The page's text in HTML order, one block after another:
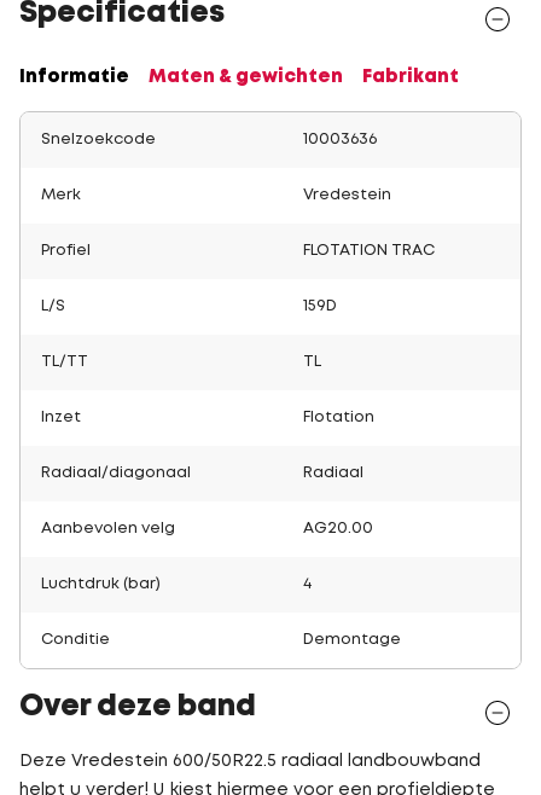
Specificaties
Informatie Maten & gewichten Fabrikant
Snelzoekcode 10003636
Merk Vredestein
Profiel FLOTATION TRAC
L/S 159D
TL/TT
Inzet Flotation
Radiaal/diagonaal Radiaal
Aanbevolen velg AG20.00
Luchtdruk (bar) 4
Conditie Demontage
Over deze band
Deze Vredestein 600/50R22.5 radiaal landbouwband
helpt u verder! U kiest hiermee voor een profieldiepte